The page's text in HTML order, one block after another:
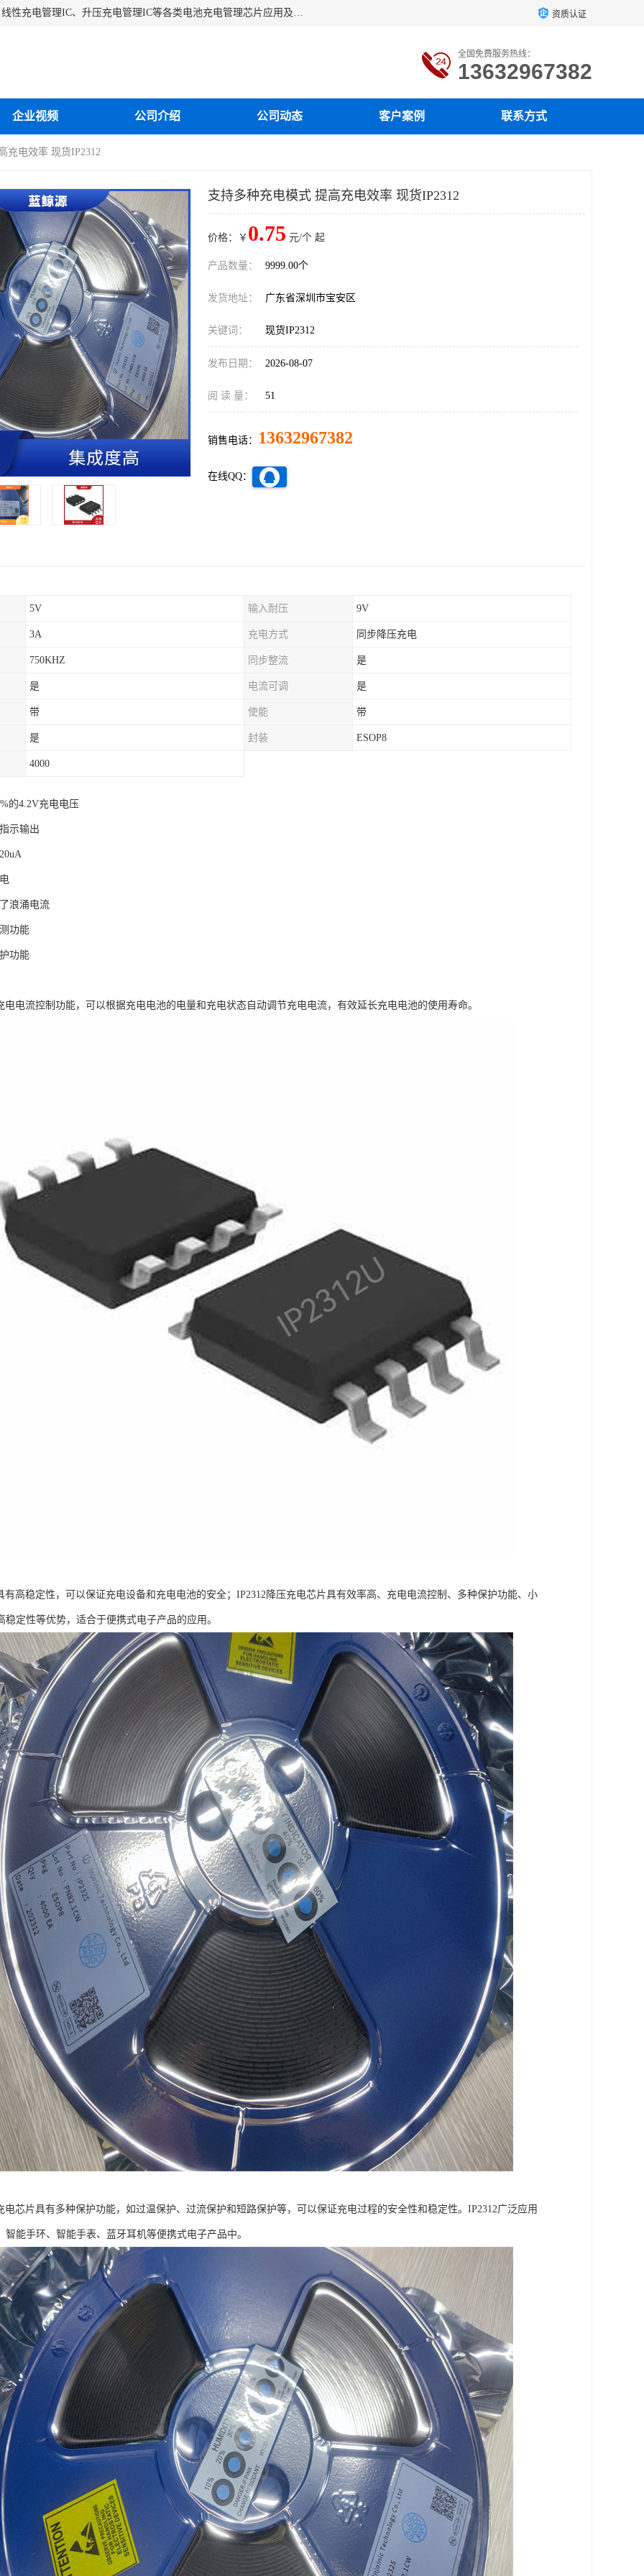
深圳市蓝鲸源科技有限公司是一家专注于开关型充电管理IC、线性充电管理IC、升压充电管理IC等各类电池充电管理芯片应用及芯片销售的企业，多年来公司为众多企业解决充电应用难题，设计缺陷，EMC超量等问题，是一家以充电技术指导为核心的充电芯片销售公司。 资质认证
全国免费服务热线：
13632967382
企业视频 公司介绍 公司动态 客户案例 联系方式
充电效率 现货IP2312
支持多种充电模式 提高充电效率 现货IP2312
价格：￥ 0.75 元/个 起
产品数量： 9999.00个
发货地址： 广东省深圳市宝安区
关键词： 现货IP2312
发布日期： 2026-08-07
阅 读 量： 51
销售电话： 13632967382
在线QQ：
5V 输入耐压 9V
3A 充电方式 同步降压充电
750KHZ 同步整流 是
是 电流可调 是
带 使能 带
是 封装 ESOP8
4000
的4.2V充电电压
示输出
浪涌电流
功能
功能
电电流控制功能，可以根据充电电池的电量和充电状态自动调节充电电流，有效延长充电电池的使用寿命。
有高稳定性，可以保证充电设备和充电电池的安全；IP2312降压充电芯片具有效率高、充电电流控制、多种保护功能、小
稳定性等优势，适合于便携式电子产品的应用。
电芯片具有多种保护功能，如过温保护、过流保护和短路保护等，可以保证充电过程的安全性和稳定性。IP2312广泛应用
智能手环、智能手表、蓝牙耳机等便携式电子产品中。